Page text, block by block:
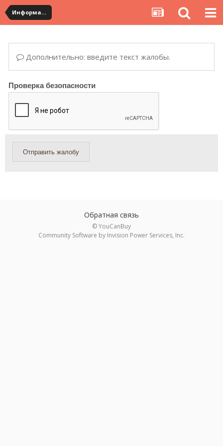
Информация по полученным посылкам
Дополнительно: введите текст жалобы.
Проверка безопасности
Отправить жалобу
Обратная связь
© YouCanBuy
Community Software by Invision Power Services, Inc.